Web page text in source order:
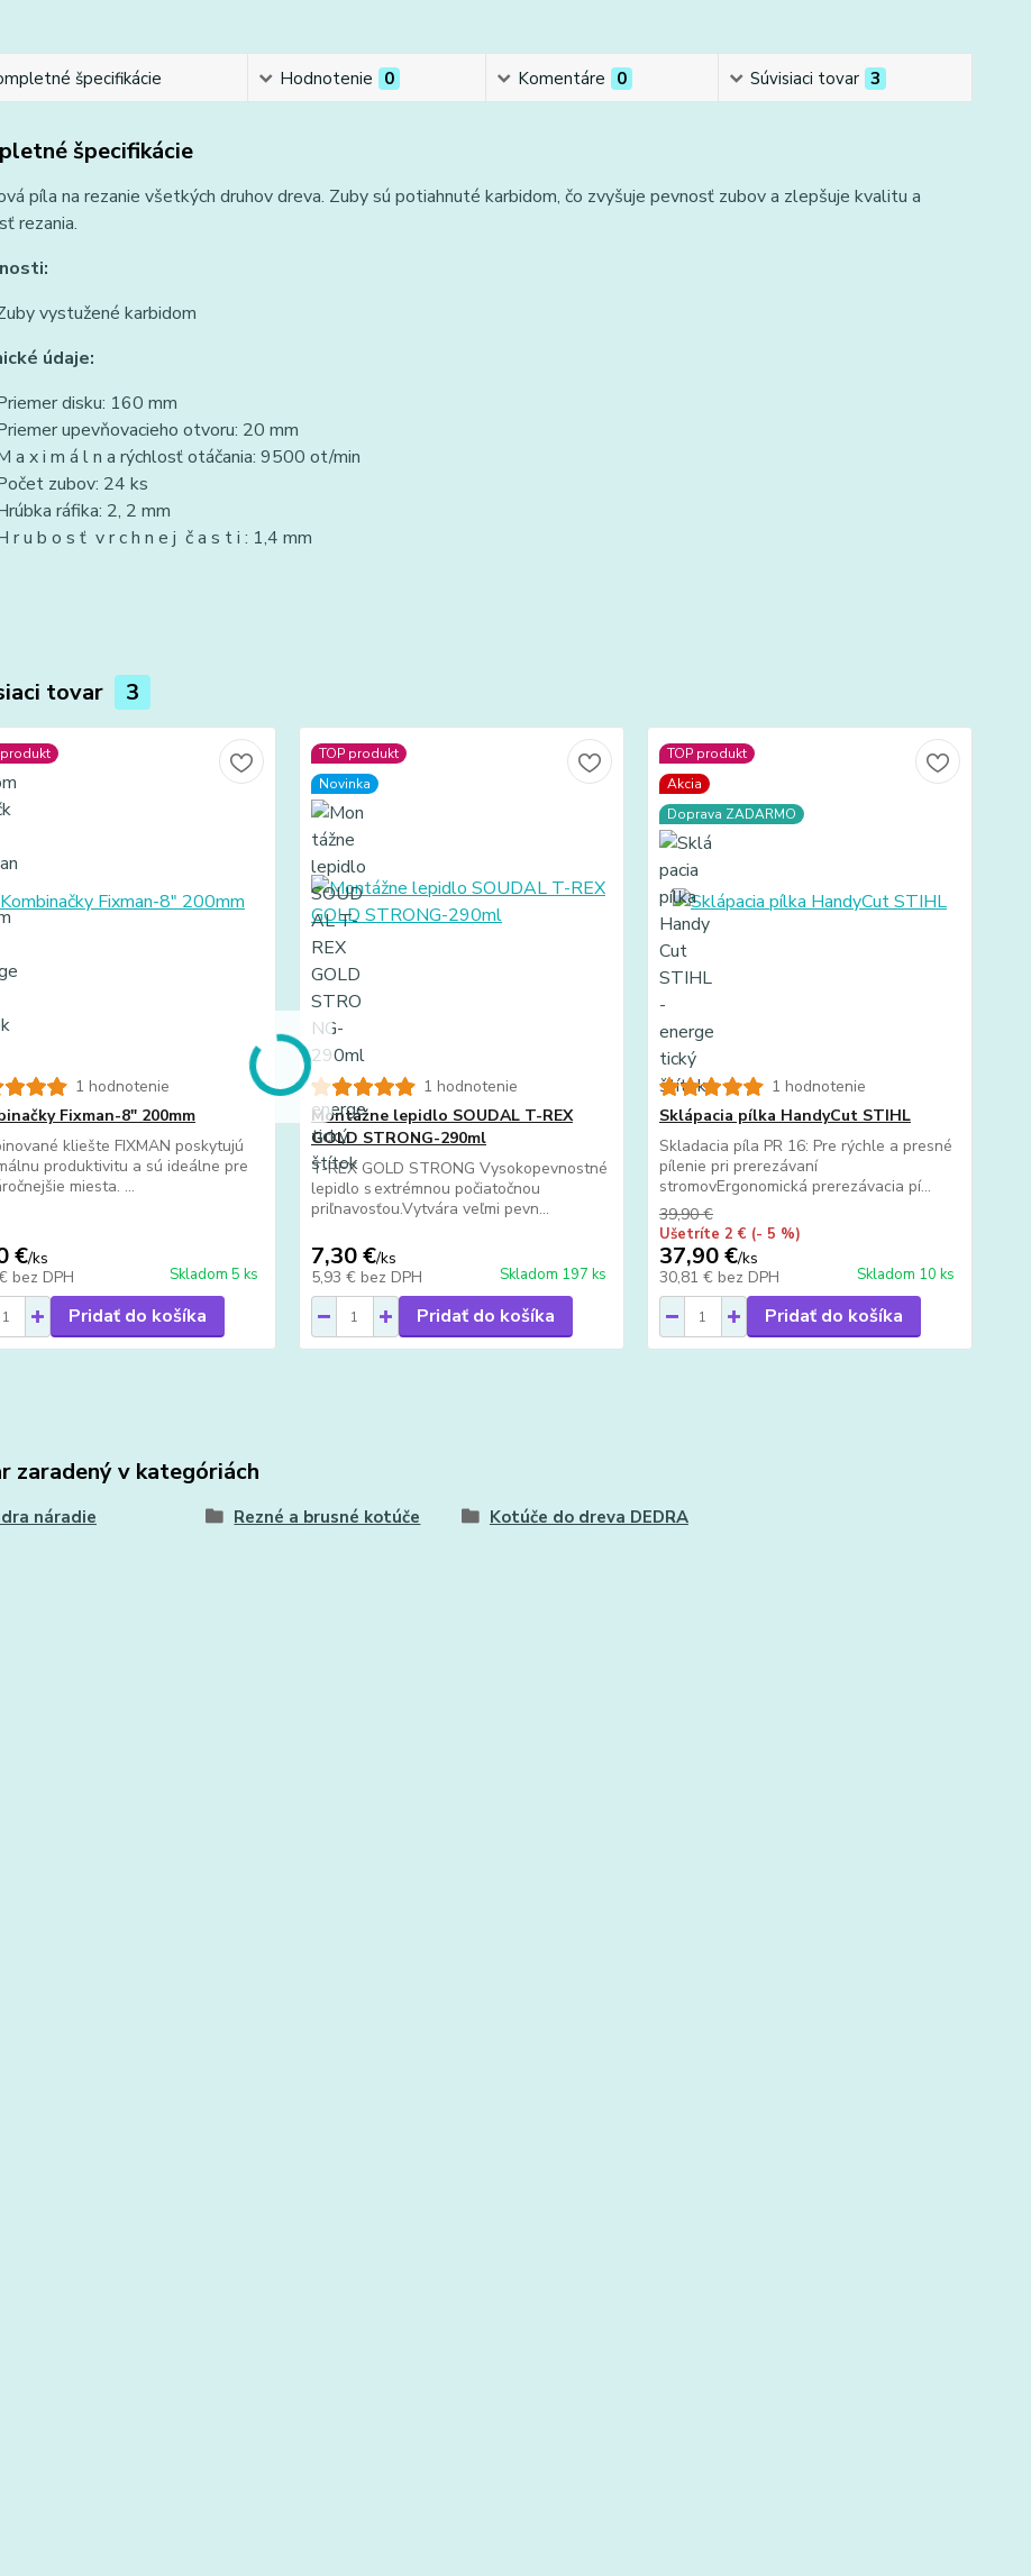
špecifikácie Hodnotenie 0 Komentáre 0 Súvisiaci tovar 3
špecifikácie
píla na rezanie všetkých druhov dreva. Zuby sú potiahnuté karbidom, čo zvyšuje pevnosť zubov a zlepšuje kvalitu a
rezania.
vystužené karbidom
údaje:
disku: 160 mm
upevňovacieho otvoru: 20 mm
a x i m á l n a rýchlosť otáčania: 9500 ot/min
zubov: 24 ks
ráfika: 2, 2 mm
r u b o s ť v r c h n e j č a s t i : 1,4 mm
tovar 3
produkt
1 hodnotenie
Fixman-8" 200mm
kliešte FIXMAN poskytujú
produktivitu a sú ideálne pre
miesta. ...
€/ks
bez DPH Skladom 5 ks
Pridať do košíka
TOP produkt
Novinka
1 hodnotenie
Montážne lepidlo SOUDAL T-REX
GOLD STRONG-290ml
T-REX GOLD STRONG Vysokopevnostné
lepidlo s extrémnou počiatočnou
priľnavosťou.Vytvára veľmi pevn...
7,30 €/ks
5,93 € bez DPH Skladom 197 ks
Pridať do košíka
TOP produkt
Akcia
Doprava ZADARMO
1 hodnotenie
Sklápacia pílka HandyCut STIHL
Skladacia píla PR 16: Pre rýchle a presné
pílenie pri prerezávaní
stromovErgonomická prerezávacia pí...
39,90 €
Ušetríte 2 € (- 5 %)
37,90 €/ks
30,81 € bez DPH Skladom 10 ks
Pridať do košíka
zaradený v kategóriách
náradie Rezné a brusné kotúče Kotúče do dreva DEDRA